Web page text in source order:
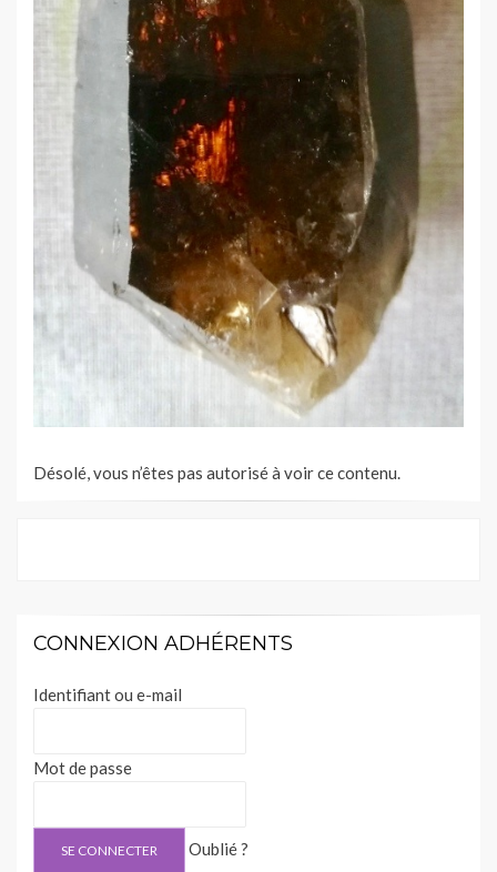
Désolé, vous n’êtes pas autorisé à voir ce contenu.
CONNEXION ADHÉRENTS
Identifiant ou e-mail
Mot de passe
Oublié ?